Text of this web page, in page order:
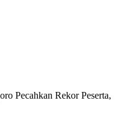
Pecahkan Rekor Peserta,